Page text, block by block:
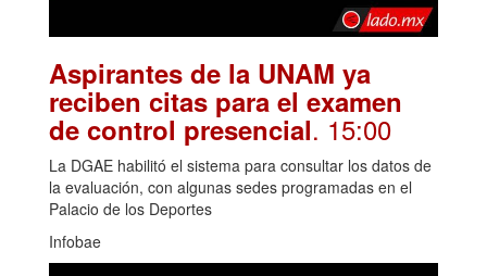
Aspirantes de la UNAM ya
reciben citas para el examen
de control presencial. 15:00
La DGAE habilitó el sistema para consultar los datos de
la evaluación, con algunas sedes programadas en el
Palacio de los Deportes
Infobae